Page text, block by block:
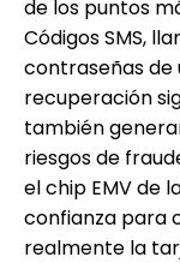
de los puntos
Códigos SMS,
contraseñas de
recuperación
también
riesgos de
el chip EMV de
confianza para
realmente la